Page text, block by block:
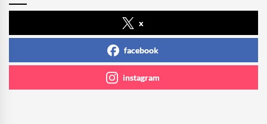
x
facebook
instagram